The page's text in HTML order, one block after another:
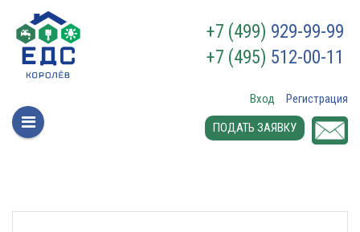
+7 (499) 929-99-99
+7 (495) 512-00-11
Вход
Регистрация
ПОДАТЬ ЗАЯВКУ